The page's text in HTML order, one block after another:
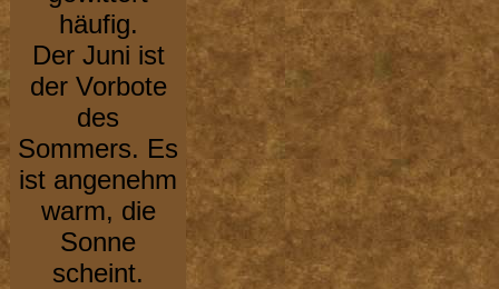
häufig.
Der Juni ist
der Vorbote
des
Sommers. Es
ist angenehm
warm, die
Sonne
scheint.